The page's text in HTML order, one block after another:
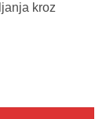
kroz
količina